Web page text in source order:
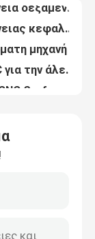
Ηλεκτρομαγνητική μηχανή CNC για την άλεση δεξαμενών 3500kg Αυτοματοποιημένη μηχανή γυάλωσης